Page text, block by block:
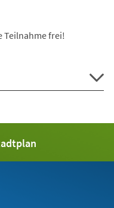
Teilnahme frei!